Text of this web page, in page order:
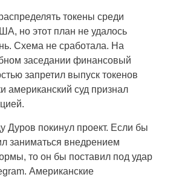
токены среди
но этот план не удалось
Схема не сработала. На
заседании финансовый
запретил выпуск токенов
американский суд признал
Дуров покинул проект. Если бы
заниматься внедрением
то он бы поставил под удар
Американские